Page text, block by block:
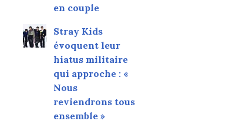
en couple
Stray Kids
évoquent leur
hiatus militaire
qui approche : «
Nous
reviendrons tous
ensemble »